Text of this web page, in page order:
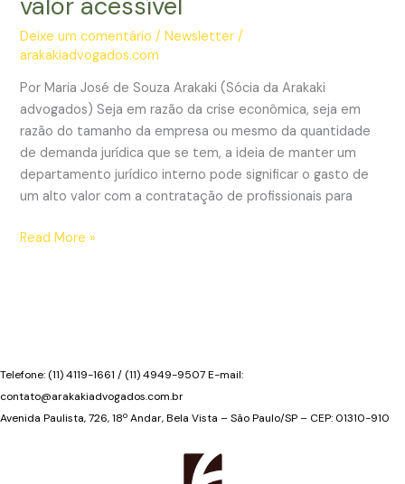
por
decisão
do
STJ
Deixe um comentário /Newsletter /
arakakiadvogados.com
Por Maria José de Souza Arakaki (Sócia da Arakaki
advogados) Seja em razão da crise econômica, seja em
razão do tamanho da empresa ou mesmo da quantidade
de demanda jurídica que se tem, a ideia de manter um
departamento jurídico interno pode significar o gasto de
um alto valor com a contratação de profissionais para
Saiba
por
um
valor
Read More »
Telefone: (11) 4119-1661 / (11) 4949-9507 E-mail:
contato@arakakiadvogados.com.br
Avenida Paulista, 726, 18º Andar, Bela Vista – São Paulo/SP – CEP: 01310-910